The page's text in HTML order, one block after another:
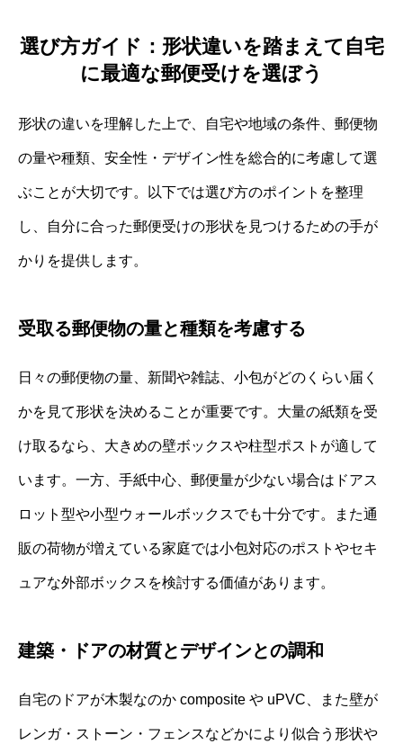
選び方ガイド：形状違いを踏まえて自宅
に最適な郵便受けを選ぼう
形状の違いを理解した上で、自宅や地域の条件、郵便物
の量や種類、安全性・デザイン性を総合的に考慮して選
ぶことが大切です。以下では選び方のポイントを整理
し、自分に合った郵便受けの形状を見つけるための手が
かりを提供します。
受取る郵便物の量と種類を考慮する
日々の郵便物の量、新聞や雑誌、小包がどのくらい届く
かを見て形状を決めることが重要です。大量の紙類を受
け取るなら、大きめの壁ボックスや柱型ポストが適して
います。一方、手紙中心、郵便量が少ない場合はドアス
ロット型や小型ウォールボックスでも十分です。また通
販の荷物が増えている家庭では小包対応のポストやセキ
ュアな外部ボックスを検討する価値があります。
建築・ドアの材質とデザインとの調和
自宅のドアが木製なのか composite や uPVC、また壁が
レンガ・ストーン・フェンスなどかにより似合う形状や